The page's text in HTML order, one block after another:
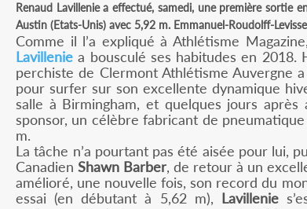
Renaud Lavillenie a effectué, samedi, une première sortie
Austin (Etats-Unis) avec 5,92 m. Emmanuel-Roudolff-
Comme il l’a expliqué à Athlétisme
Lavillenie a bousculé ses habitudes en
perchiste de Clermont Athlétisme Auvergne
pour surfer sur son excellente dynamique
salle à Birmingham, et quelques jours
sponsor, un célèbre fabricant de
m.
La tâche n’a pourtant pas été aisée pour lui,
CanadienShawn Barber, de retour à un
amélioré, une nouvelle fois, son record du
essai (en débutant à 5,62 m), Lavillenie